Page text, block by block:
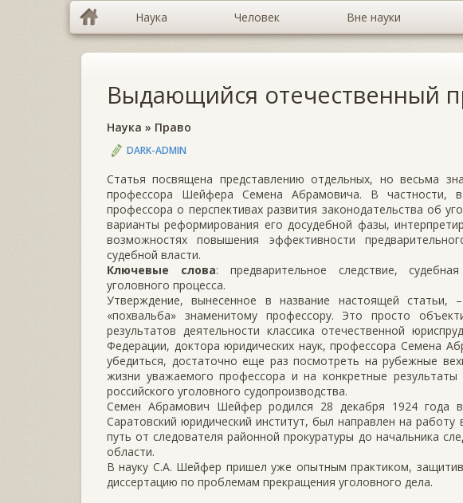
Наука Человек Вне науки
Выдающийся отечественный
Наука » Право
DARK-ADMIN
Статья посвящена представлению отдельных, но весьма
профессора Шейфера Семена Абрамовича. В частности,
профессора о перспективах развития законодательства об
варианты реформирования его досудебной фазы,
возможностях повышения эффективности
судебной власти.
Ключевые слова: предварительное следствие,
уголовного процесса.
Утверждение, вынесенное в название настоящей
«похвальба» знаменитому профессору. Это просто
результатов деятельности классика отечественной
Федерации, доктора юридических наук, профессора Семена
убедиться, достаточно еще раз посмотреть на рубежные
жизни уважаемого профессора и на конкретные
российского уголовного судопроизводства.
Семен Абрамович Шейфер родился 28 декабря 1924 года
Саратовский юридический институт, был направлен на
путь от следователя районной прокуратуры до начальника
области.
В науку С.А. Шейфер пришел уже опытным практиком,
диссертацию по проблемам прекращения уголовного дела.